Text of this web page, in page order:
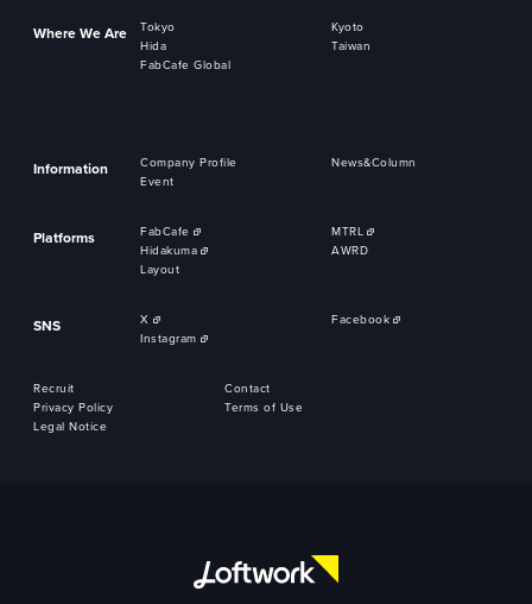
Where We Are Tokyo
Kyoto
Hida
Taiwan
FabCafe Global
Information Company Profile
News&Column
Event
Platforms FabCafe
MTRL
Hidakuma
AWRD
Layout
SNS X
Facebook
Instagram
Recruit
Contact
Privacy Policy
Terms of Use
Legal Notice